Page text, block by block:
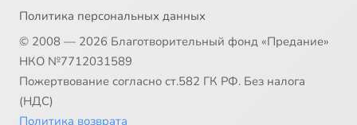
Политика персональных данных
© 2008 — 2026 Благотворительный фонд «Предание»
НКО №7712031589
Пожертвование согласно ст.582 ГК РФ. Без налога
(НДС)
Политика возврата